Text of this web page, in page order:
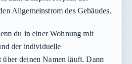
Allgemeinstrom des Gebäudes.
du in einer Wohnung mit
der individuelle
deinen Namen läuft. Dann